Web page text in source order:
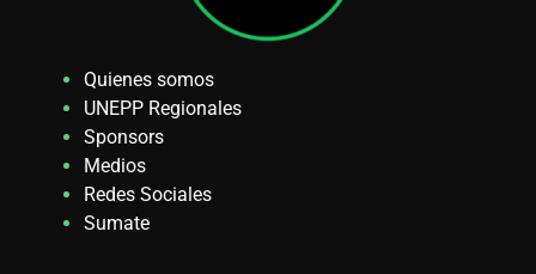
Quienes somos
UNEPP Regionales
Sponsors
Medios
Redes Sociales
Sumate